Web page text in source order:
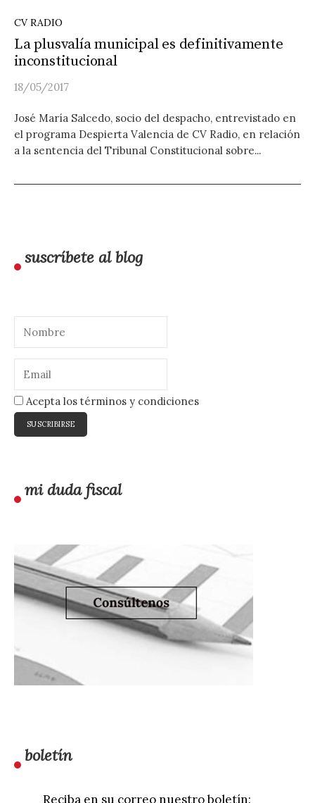
CV RADIO
La plusvalía municipal es definitivamente
inconstitucional
18/05/2017
José María Salcedo, socio del despacho, entrevistado en
el programa Despierta Valencia de CV Radio, en relación
a la sentencia del Tribunal Constitucional sobre...
suscríbete al blog
Acepta los términos y condiciones
mi duda fiscal
boletín
Reciba en su correo nuestro boletín: